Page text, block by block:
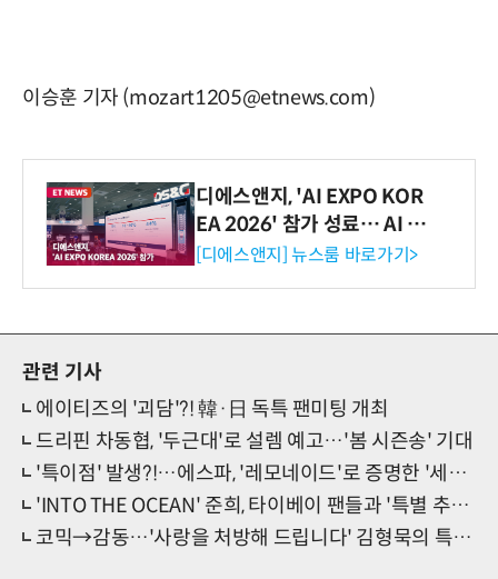
이승훈 기자 (mozart1205@etnews.com)
디에스앤지, 'AI EXPO KOR
EA 2026' 참가 성료… AI 전
생애주기 아우르는 통합 솔루
[디에스앤지] 뉴스룸 바로가기>
관련 기사
에이티즈의 '괴담'?! 韓·日 독특 팬미팅 개최
드리핀 차동협, '두근대'로 설렘 예고…'봄 시즌송' 기대
'특이점' 발생?!…에스파, '레모네이드'로 증명한 '세계관 맛집'
'INTO THE OCEAN' 준희, 타이베이 팬들과 '특별 추억' 완성
코믹→감동…'사랑을 처방해 드립니다' 김형묵의 특별 존재감